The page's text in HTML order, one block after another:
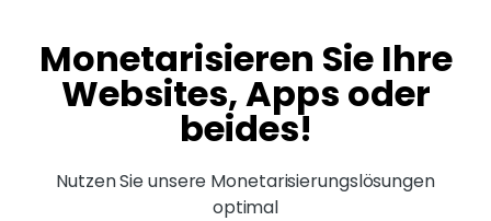
Monetarisieren Sie Ihre
Websites, Apps oder
beides!
Nutzen Sie unsere Monetarisierungslösungen
optimal